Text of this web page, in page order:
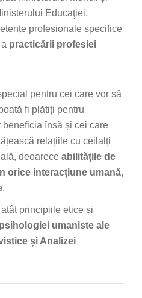
Educaţiei,
profesionale specifice
practicării profesiei
pentru cei care vor să
fi plătiți pentru
însă și cei care
relațiile cu ceilalți
deoarece abilitățile de
orice interacțiune umană,
.
principiile etice și
umaniste ale
și Analizei